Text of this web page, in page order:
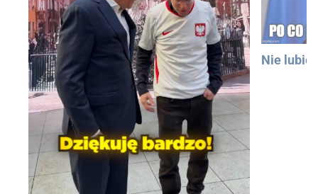
Nie lubię